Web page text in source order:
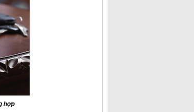
hợp